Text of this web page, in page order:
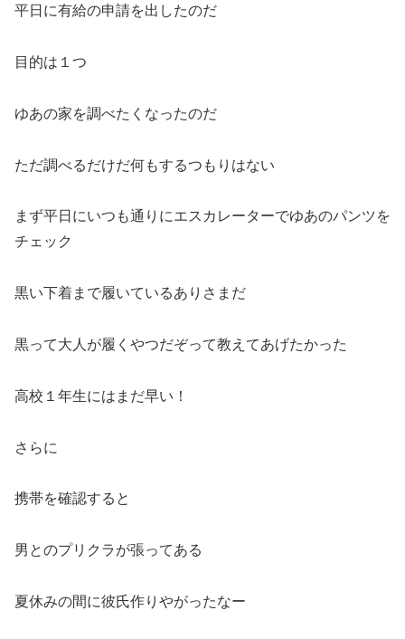
平日に有給の申請を出したのだ
目的は１つ
ゆあの家を調べたくなったのだ
ただ調べるだけだ何もするつもりはない
まず平日にいつも通りにエスカレーターでゆあのパンツを
チェック
黒い下着まで履いているありさまだ
黒って大人が履くやつだぞって教えてあげたかった
高校１年生にはまだ早い！
さらに
携帯を確認すると
男とのプリクラが張ってある
夏休みの間に彼氏作りやがったなー